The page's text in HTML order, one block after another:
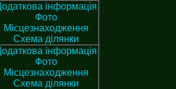
інформація
Фото
Місцезнаходження
Схема ділянки
інформація
Фото
Місцезнаходження
Схема ділянки